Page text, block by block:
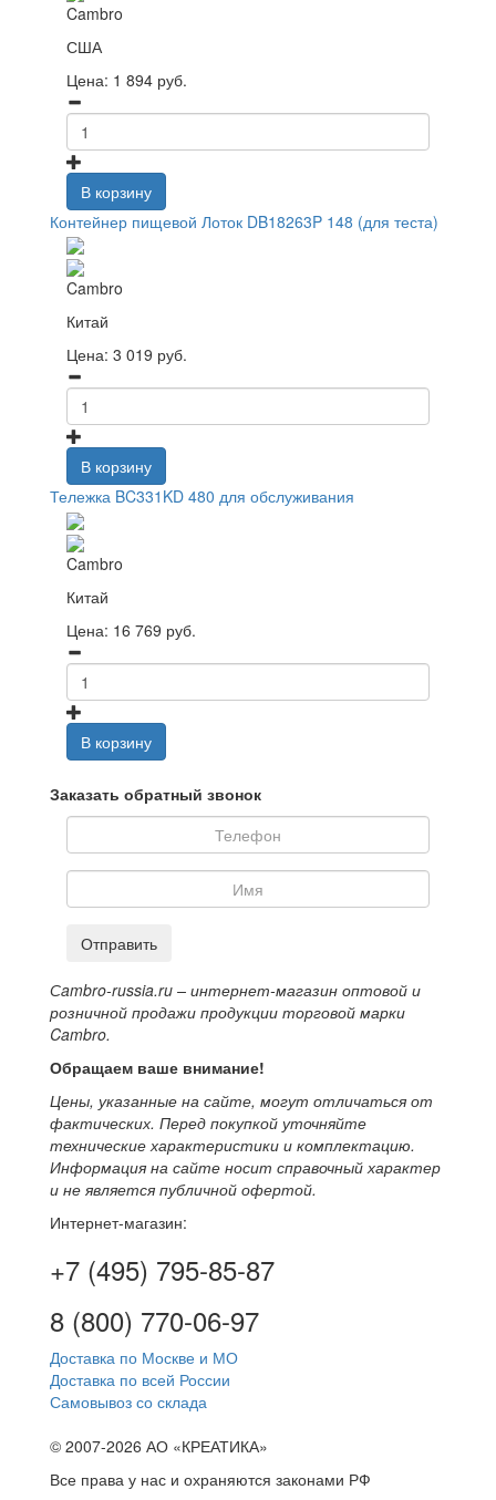
Cambro
США
Цена: 1 894 руб.
В корзину
Контейнер пищевой Лоток DB18263P 148 (для теста)
Cambro
Китай
Цена: 3 019 руб.
В корзину
Тележка BC331KD 480 для обслуживания
Cambro
Китай
Цена: 16 769 руб.
В корзину
Заказать обратный звонок
Отправить
Сambro-russia.ru – интернет-магазин оптовой и
розничной продажи продукции торговой марки
Cambro.
Обращаем ваше внимание!
Цены, указанные на сайте, могут отличаться от
фактических. Перед покупкой уточняйте
технические характеристики и комплектацию.
Информация на сайте носит справочный характер
и не является публичной офертой.
Интернет-магазин:
+7 (495) 795-85-87
8 (800) 770-06-97
Доставка по Москве и МО
Доставка по всей России
Самовывоз со склада
© 2007-2026 АО «КРЕАТИКА»
Все права у нас и охраняются законами РФ